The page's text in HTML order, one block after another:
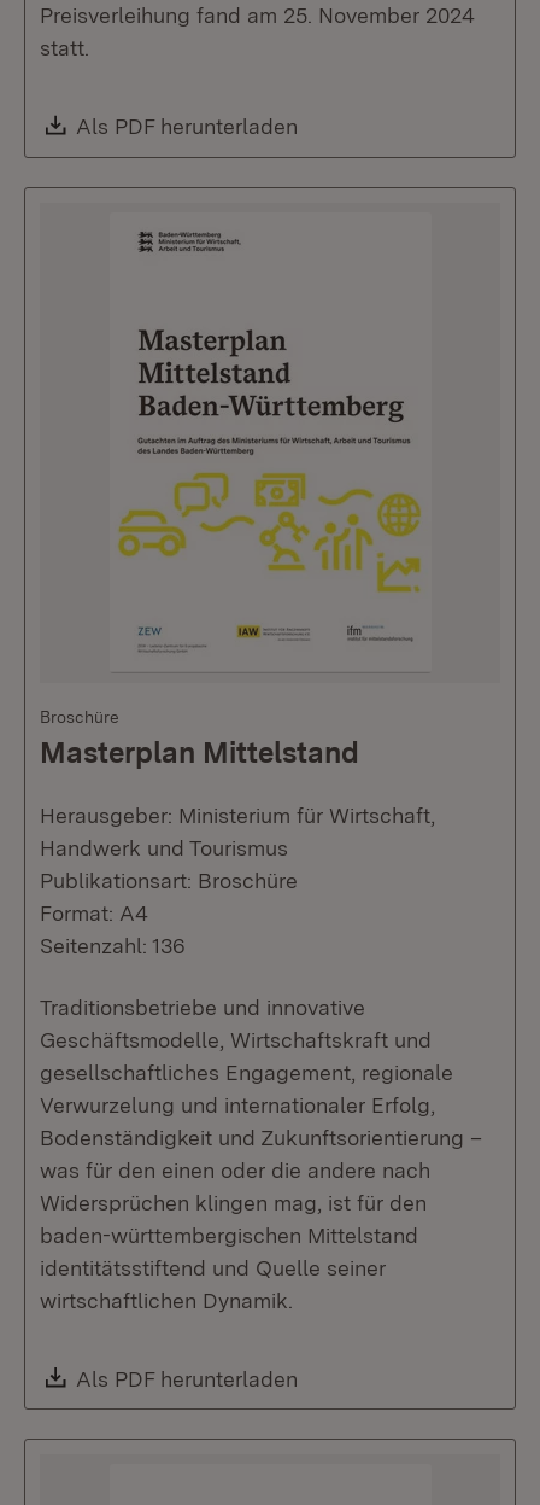
Preisverleihung fand am 25. November 2024
statt.
Download:
Als PDF herunterladen
Broschüre
Masterplan Mittelstand
Herausgeber: Ministerium für Wirtschaft,
Handwerk und Tourismus
Publikationsart: Broschüre
Format: A4
Seitenzahl: 136
Traditionsbetriebe und innovative
Geschäftsmodelle, Wirtschaftskraft und
gesellschaftliches Engagement, regionale
Verwurzelung und internationaler Erfolg,
Bodenständigkeit und Zukunftsorientierung –
was für den einen oder die andere nach
Widersprüchen klingen mag, ist für den
baden-württembergischen Mittelstand
identitätsstiftend und Quelle seiner
wirtschaftlichen Dynamik.
Download:
Als PDF herunterladen